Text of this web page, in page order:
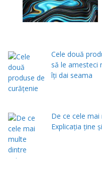
Cele două
să le amesteci
îţi dai seama
De ce cele
Explicația ține